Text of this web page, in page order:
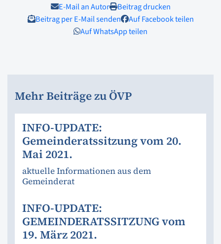
E-Mail an Autor
Beitrag drucken
Beitrag per E-Mail senden
Auf Facebook teilen
Auf WhatsApp teilen
Mehr Beiträge zu ÖVP
INFO-UPDATE:
Gemeinderatssitzung vom 20.
Mai 2021.
aktuelle Informationen aus dem
Gemeinderat
INFO-UPDATE:
GEMEINDERATSSITZUNG vom
19. März 2021.